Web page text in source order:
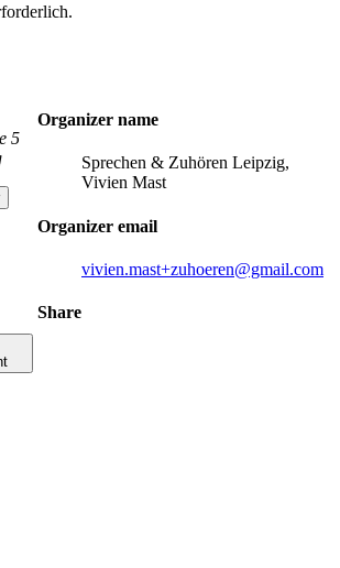
5
Organizer name
Sprechen & Zuhören Leipzig,
Vivien Mast
Organizer email
vivien.mast+zuhoeren@gmail.com
Share